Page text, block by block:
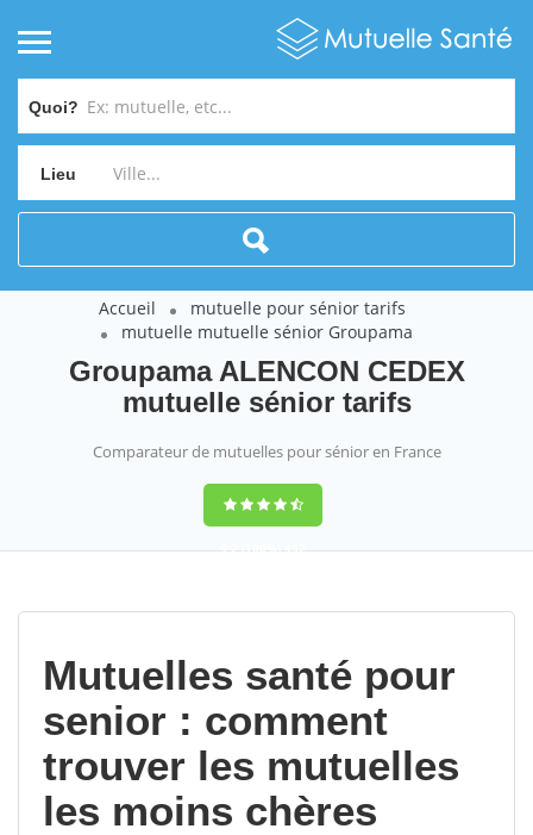
Quoi?
Lieu
Accueil
mutuelle pour sénior tarifs
mutuelle mutuelle sénior Groupama
Groupama ALENCON CEDEX
mutuelle sénior tarifs
Comparateur de mutuelles pour sénior en France
9,2(100%)452
Mutuelles santé pour
senior : comment
trouver les mutuelles
les moins chères